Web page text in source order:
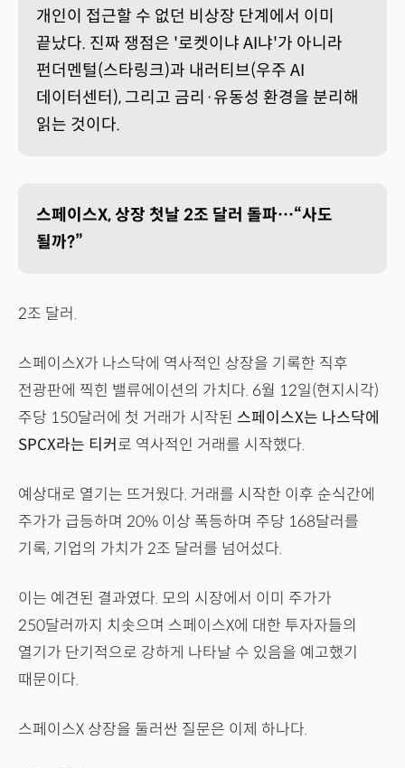
개인이 접근할 수 없던 비상장 단계에서 이미
끝났다. 진짜 쟁점은 '로켓이냐 AI냐'가 아니라
펀더멘털(스타링크)과 내러티브(우주 AI
데이터센터), 그리고 금리·유동성 환경을 분리해
읽는 것이다.
스페이스X, 상장 첫날 2조 달러 돌파…“사도
될까?”
2조 달러.
스페이스X가 나스닥에 역사적인 상장을 기록한 직후
전광판에 찍힌 밸류에이션의 가치다. 6월 12일(현지시각)
주당 150달러에 첫 거래가 시작된 스페이스X는 나스닥에
SPCX라는 티커 로 역사적인 거래를 시작했다.
예상대로 열기는 뜨거웠다. 거래를 시작한 이후 순식간에
주가가 급등하며 20% 이상 폭등하며 주당 168달러를
기록, 기업의 가치가 2조 달러를 넘어섰다.
이는 예견된 결과였다. 모의 시장에서 이미 주가가
250달러까지 치솟으며 스페이스X에 대한 투자자들의
열기가 단기적으로 강하게 나타날 수 있음을 예고했기
때문이다.
스페이스X 상장을 둘러싼 질문은 이제 하나다.